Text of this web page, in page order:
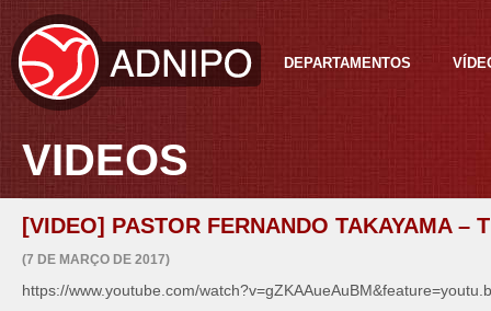
DEPARTAMENTOS
VIDEOS
[VIDEO] PASTOR FERNANDO TAKAYAMA –
(7 DE MARÇO DE 2017)
https://www.youtube.com/